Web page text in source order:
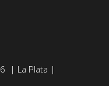
| La Plata |